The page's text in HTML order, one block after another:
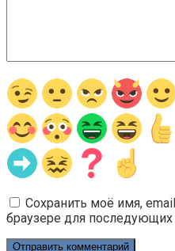
Сохранить моё имя,
браузере для